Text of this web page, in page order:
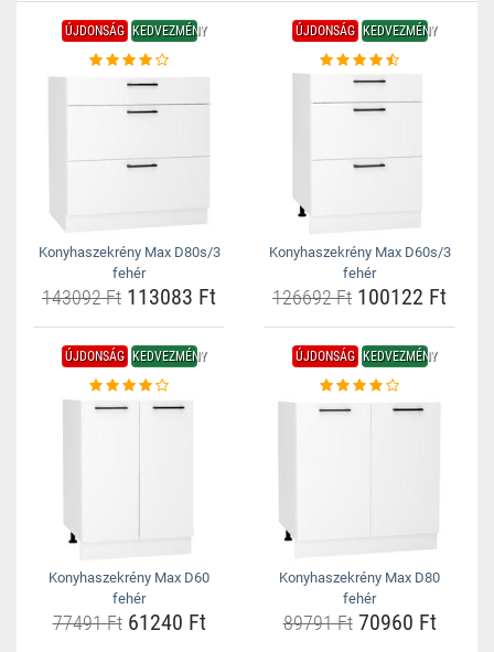
ÚJDONSÁG KEDVEZMÉNY
Konyhaszekrény Max D80s/3
fehér
143092 Ft 113083 Ft
ÚJDONSÁG KEDVEZMÉNY
Konyhaszekrény Max D60s/3
fehér
126692 Ft 100122 Ft
ÚJDONSÁG KEDVEZMÉNY
Konyhaszekrény Max D60
fehér
77491 Ft61240 Ft
ÚJDONSÁG KEDVEZMÉNY
Konyhaszekrény Max D80
fehér
89791 Ft70960 Ft